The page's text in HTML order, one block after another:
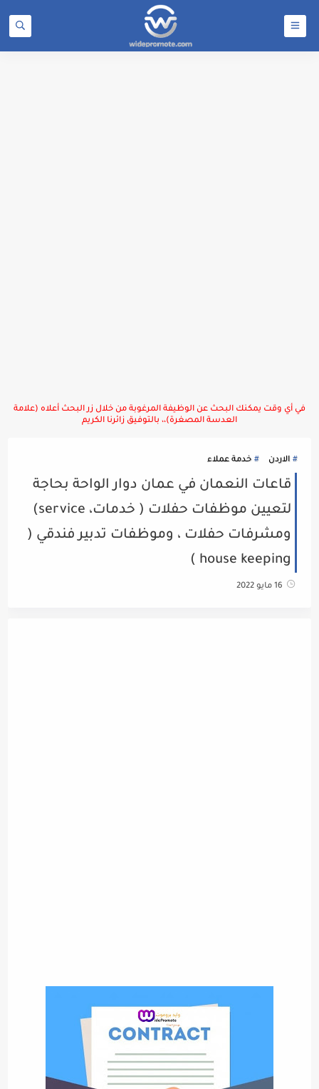
في أي وقت يمكنك البحث عن الوظيفة المرغوبة من خلال زر البحث أعلاه (علامة
العدسة المصغرة)،، بالتوفيق زائرنا الكريم
الاردن خدمة عملاء
قاعات النعمان في عمان دوار الواحة بحاجة
لتعيين موظفات حفلات ( خدمات، service)
ومشرفات حفلات ، وموظفات تدبير فندقي (
house keeping )
16 مايو 2022